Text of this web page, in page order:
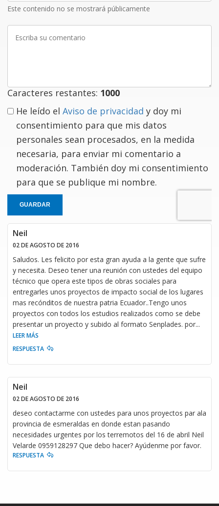
Este contenido no se mostrará públicamente
Escriba
Caracteres restantes: 1000
He leído el Aviso de privacidad y doy mi
consentimiento para que mis datos
personales sean procesados, en la medida
necesaria, para enviar mi comentario a
moderación. También doy mi consentimiento
para que se publique mi nombre.
GUARDAR
Neil
02 DE AGOSTO DE 2016
Saludos. Les felicito por esta gran ayuda a la gente que sufre
y necesita. Deseo tener una reunión con ustedes del equipo
técnico que opera este tipos de obras sociales para
entregarles unos proyectos de impacto social de los lugares
mas recónditos de nuestra patria Ecuador..Tengo unos
proyectos con todos los estudios realizados como se debe
presentar un proyecto y subido al formato Senplades. por...
LEER MÁS
RESPUESTA
Neil
02 DE AGOSTO DE 2016
deseo contactarme con ustedes para unos proyectos par ala
provincia de esmeraldas en donde estan pasando
necesidades urgentes por los terremotos del 16 de abril Neil
Velarde 0959128297 Que debo hacer? Ayúdenme por favor.
RESPUESTA